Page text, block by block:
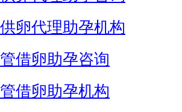
卵代理助孕机构
借卵助孕咨询
借卵助孕机构